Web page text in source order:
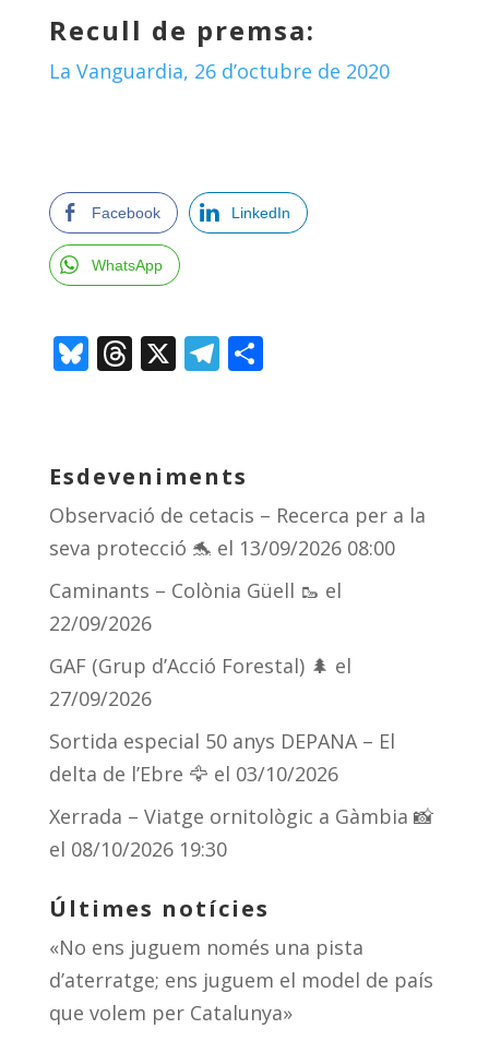
Recull de premsa:
La Vanguardia, 26 d’octubre de 2020
Facebook LinkedIn
WhatsApp
Bl
sk
y
T
d
s
X T
gr
a
m
C
te
ix
Esdeveniments
Observació de cetacis – Recerca per a la
seva protecció 🐬 el 13/09/2026 08:00
Caminants – Colònia Güell 🥾 el
22/09/2026
GAF (Grup d’Acció Forestal) 🌲 el
27/09/2026
Sortida especial 50 anys DEPANA – El
delta de l’Ebre 🦅 el 03/10/2026
Xerrada – Viatge ornitològic a Gàmbia 📸
el 08/10/2026 19:30
Últimes notícies
«No ens juguem només una pista
d’aterratge; ens juguem el model de país
que volem per Catalunya»